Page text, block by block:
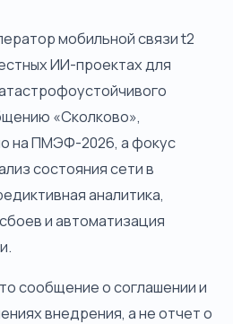
мобильной связи t2
ИИ-проектах для
«Сколково»,
на ПМЭФ-2026, а фокус
состояния сети в
аналитика,
и автоматизация
сообщение о соглашении и
внедрения, а не отчет о